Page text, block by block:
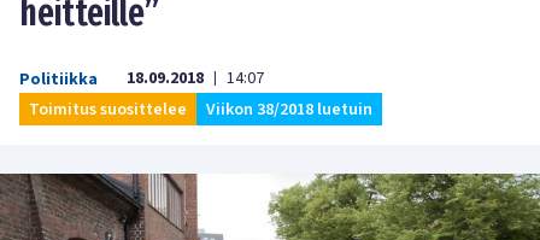
heitteille”
Politiikka 18.09.2018 | 14:07
Toimitus suosittelee
Viikon 38/2018 luetuin